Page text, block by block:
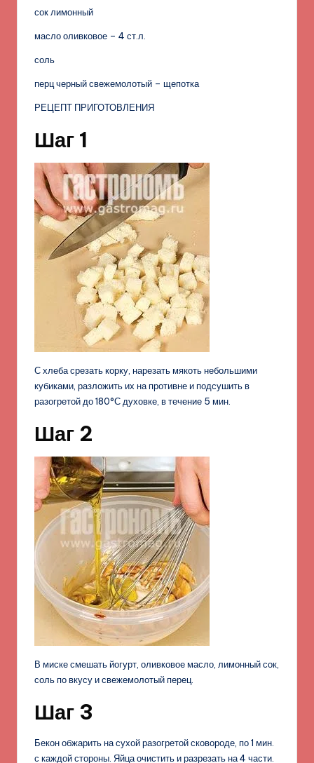
сок лимонный
масло оливковое – 4 ст.л.
соль
перц черный свежемолотый – щепотка
РЕЦЕПТ ПРИГОТОВЛЕНИЯ
Шаг 1
С хлеба срезать корку, нарезать мякоть небольшими
кубиками, разложить их на противне и подсушить в
разогретой до 180°С духовке, в течение 5 мин.
Шаг 2
В миске смешать йогурт, оливковое масло, лимонный сок,
соль по вкусу и свежемолотый перец.
Шаг 3
Бекон обжарить на сухой разогретой сковороде, по 1 мин.
с каждой стороны. Яйца очистить и разрезать на 4 части.